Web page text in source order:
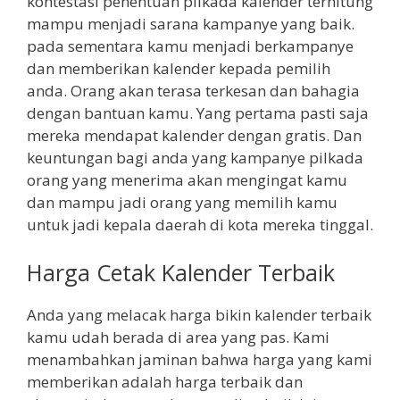
mampu menjadi sarana kampanye yang baik.
pada sementara kamu menjadi berkampanye
dan memberikan kalender kepada pemilih
anda. Orang akan terasa terkesan dan bahagia
dengan bantuan kamu. Yang pertama pasti saja
mereka mendapat kalender dengan gratis. Dan
keuntungan bagi anda yang kampanye pilkada
orang yang menerima akan mengingat kamu
dan mampu jadi orang yang memilih kamu
untuk jadi kepala daerah di kota mereka tinggal.
Harga Cetak Kalender Terbaik
Anda yang melacak harga bikin kalender terbaik
kamu udah berada di area yang pas. Kami
menambahkan jaminan bahwa harga yang kami
memberikan adalah harga terbaik dan